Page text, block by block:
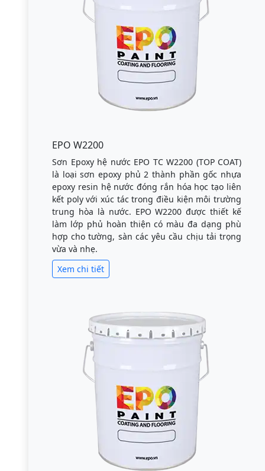
EPO W2200
Sơn Epoxy hệ nước EPO TC W2200 (TOP COAT)
là loại sơn epoxy phủ 2 thành phần gốc nhựa
epoxy resin hệ nước đóng rắn hóa học tạo liên
kết poly với xúc tác trong điều kiện môi trường
trung hòa là nước. EPO W2200 được thiết kế
làm lớp phủ hoàn thiện có màu đa dạng phù
hợp cho tường, sàn các yêu cầu chịu tải trọng
vừa và nhẹ.
Xem chi tiết